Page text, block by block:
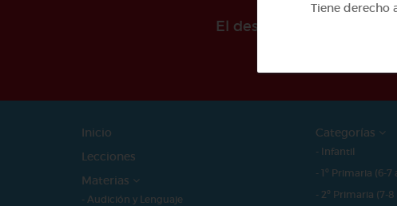
El desarollo de este
Inicio
Lecciones
Materias
- Audición y Lenguaje
Categorías
- Infantil
- 1º Primaria (6-7
- 2º Primaria (7-
Tiene derecho